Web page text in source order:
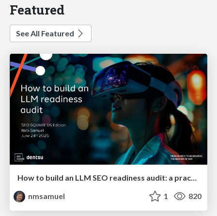
Featured
See All Featured
How to build an LLM SEO readiness audit: a practical framework
nmsamuel
1 820